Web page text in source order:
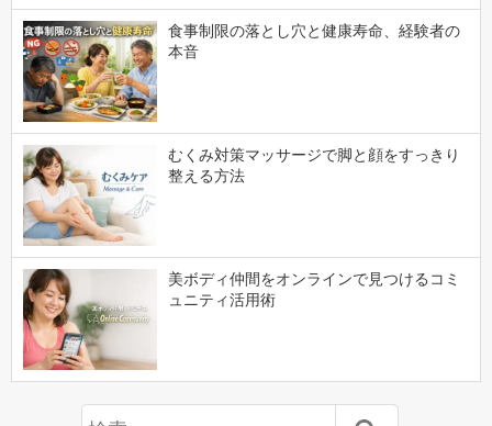
食事制限の落とし穴と健康寿命、経験者の
本音
むくみ対策マッサージで脚と顔をすっきり
整える方法
美ボディ仲間をオンラインで見つけるコミ
ュニティ活用術